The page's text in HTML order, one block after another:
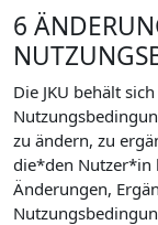
6
Die JKU behält
zu ändern, zu
die*den Nutzer*in
Änderungen,